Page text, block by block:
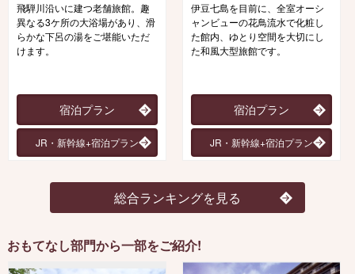
飛騨川沿いに建つ老舗旅館。趣
異なる3ケ所の大浴場があり、滑
らかな下呂の湯をご堪能いただ
けます。
宿泊プラン
JR・新幹線+宿泊プラン
伊豆七島を目前に、全室オーシ
ャンビューの花鳥流水で化粧し
た館内、ゆとり空間を大切にし
た和風大型旅館です。
宿泊プラン
JR・新幹線+宿泊プラン
総合ランキングを見る
おもてなし部門から一部をご紹介!